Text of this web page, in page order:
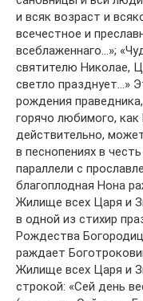
и всяк возраст и
всечестное и
всеблаженнаго…»;
святителю Николае,
светло празднует…»
рождения
горячо любимого,
действительно,
в песнопениях в
параллели с
благоплодная Нона
Жилище всех Царя и
в одной из стихир
Рождества
раждает
Жилище всех Царя и
строкой: «Сей день